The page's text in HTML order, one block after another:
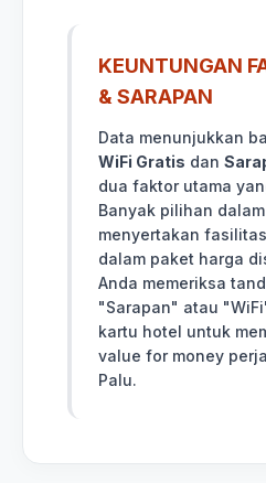
KEUNTUNGAN
& SARAPAN
Data menunjukkan
WiFi Gratis dan
dua faktor utama
Banyak pilihan
menyertakan
dalam paket harga
Anda memeriksa
"Sarapan" atau
kartu hotel untuk
value for money
Palu.